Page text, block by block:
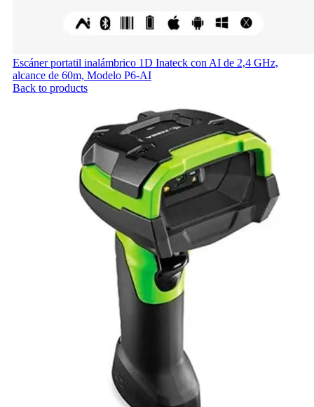
Escáner portatil inalámbrico 1D Inateck con AI de 2,4 GHz,
alcance de 60m, Modelo P6-AI
Back to products